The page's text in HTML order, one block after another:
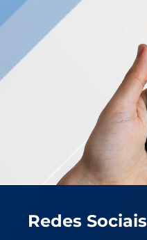
Redes Sociais